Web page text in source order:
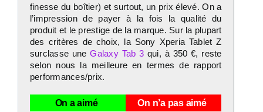
finesse du boîtier) et surtout, un prix élevé. On a
l’impression de payer à la fois la qualité du
produit et le prestige de la marque. Sur la plupart
des critères de choix, la Sony Xperia Tablet Z
surclasse uneGalaxy Tab 3qui, à 350 €, reste
selon nous la meilleure en termes de rapport
performances/prix.
On a aimé On n’a pas aimé